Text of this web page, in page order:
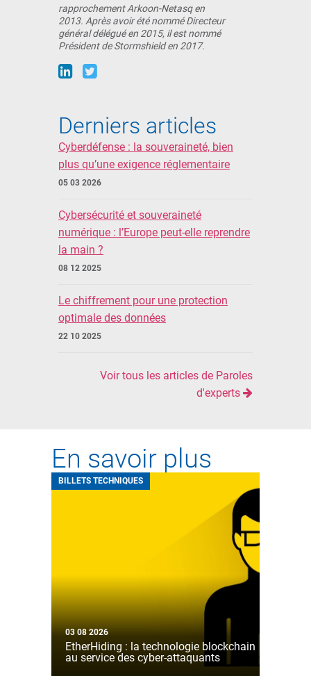
rapprochement Arkoon-Netasq en
2013. Après avoir été nommé Directeur
général délégué en 2015, il est nommé
Président de Stormshield en 2017.
Derniers articles
Cyberdéfense : la souveraineté, bien
plus qu’une exigence réglementaire
05 03 2026
Cybersécurité et souveraineté
numérique : l’Europe peut-elle reprendre
la main ?
08 12 2025
Le chiffrement pour une protection
optimale des données
22 10 2025
Voir tous les articles de Paroles
d'experts
En savoir plus
BILLETS TECHNIQUES
03 08 2026
EtherHiding : la technologie blockchain
au service des cyber-attaquants